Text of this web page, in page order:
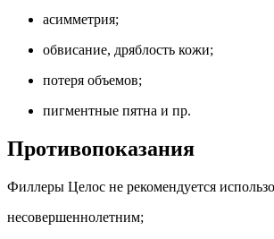
асимметрия;
обвисание, дряблость кожи;
потеря объемов;
пигментные пятна и пр.
Противопоказания
Филлеры Целос не рекомендуется
несовершеннолетним;